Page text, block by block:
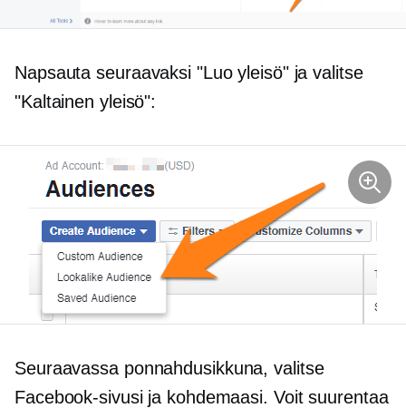
Napsauta seuraavaksi "Luo yleisö" ja valitse
"Kaltainen yleisö":
Seuraavassa ponnahdusikkuna, valitse
Facebook-sivusi ja kohdemaasi. Voit suurentaa